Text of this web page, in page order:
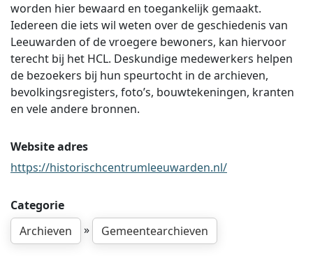
worden hier bewaard en toegankelijk gemaakt.
Iedereen die iets wil weten over de geschiedenis van
Leeuwarden of de vroegere bewoners, kan hiervoor
terecht bij het HCL. Deskundige medewerkers helpen
de bezoekers bij hun speurtocht in de archieven,
bevolkingsregisters, foto’s, bouwtekeningen, kranten
en vele andere bronnen.
Website adres
https://historischcentrumleeuwarden.nl/
Categorie
Archieven
» Gemeentearchieven